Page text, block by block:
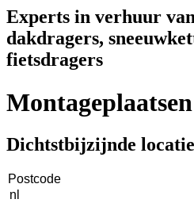
Experts in verhuur
dakdragers,
fietsdragers
Montageplaatsen
Dichtstbijzijnde locatie